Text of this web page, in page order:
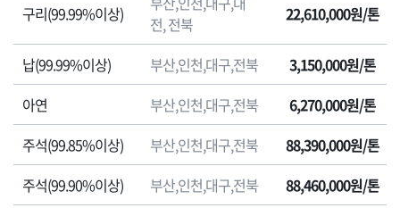
재
매
가
격
표
로
품
명,
구리(99.99%이상)
전, 전북
22,610,000원/톤
납(99.99%이상) 부산,인천,대구,전북
3,150,000원/톤
아연
부산,인천,대구,전북
6,270,000원/톤
주석(99.85%이상)
부산,인천,대구,전북
88,390,000원/톤
주석(99.90%이상)
부산,인천,대구,전북
88,460,000원/톤